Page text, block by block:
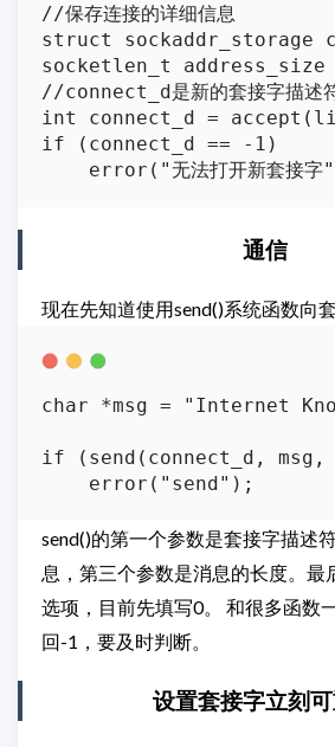
//保存连接的详细信息
struct sockaddr_storage
socketlen_t
//connect_d是新的套接字描述
int connect_d =
if (connect_d == -1)
通信
现在先知道使用send()系统函数向
char *msg = "Internet
if (send(connect_d,
send()的第一个参数是套接字描述
息，第三个参数是消息的长度。最
选项，目前先填写0。 和很多函数
回-1，要及时判断。
设置套接字立刻可